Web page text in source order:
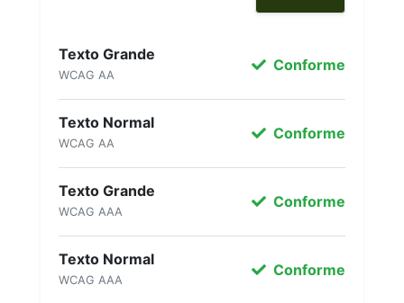
Texto Grande
WCAG AA
Conforme
Texto Normal
WCAG AA
Conforme
Texto Grande
WCAG AAA
Conforme
Texto Normal
WCAG AAA
Conforme